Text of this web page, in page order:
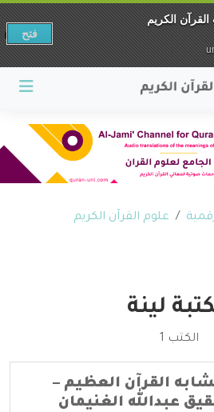
علوم القرآن الكريم
لينة
الكتب 1
القرآن العظيم –
عبدالله الغنيمان
الكريم
فتح